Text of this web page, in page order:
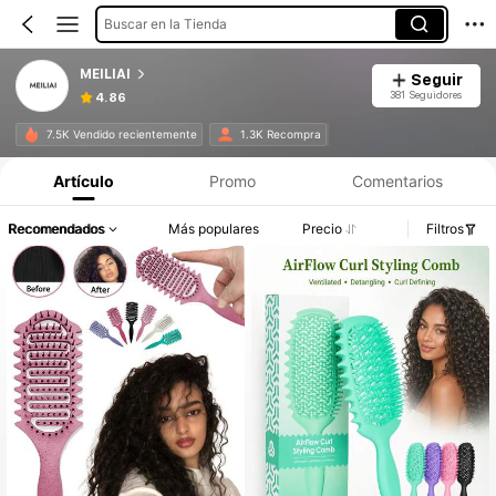
Buscar en la Tienda
MEILIAI
4.86
Seguir
381 Seguidores
7.5K Vendido recientemente 1.3K Recompra
Artículo Promo Comentarios
Recomendados Más populares Precio Filtros